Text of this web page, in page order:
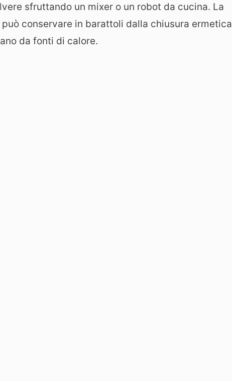
sfruttando un mixer o un robot da cucina. La
può conservare in barattoli dalla chiusura ermetica
da fonti di calore.